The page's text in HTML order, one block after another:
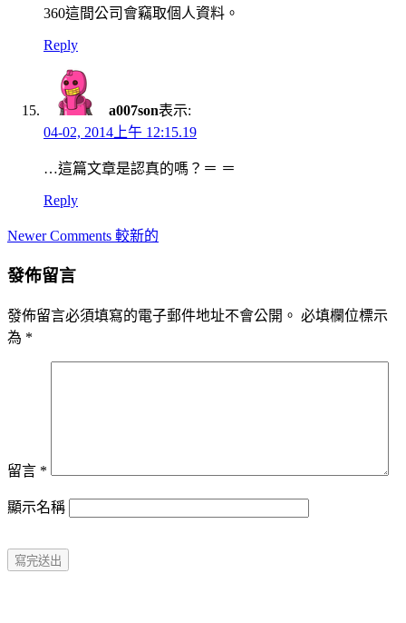
360這間公司會竊取個人資料。
Reply
a007son表示:
04-02, 2014上午 12:15.19
…這篇文章是認真的嗎？＝ ＝
Reply
Comment
Newer Comments 較新的
發佈留言
發佈留言必須填寫的電子郵件地址不會公開。 必填欄位標示
為 *
留言 *
顯示名稱